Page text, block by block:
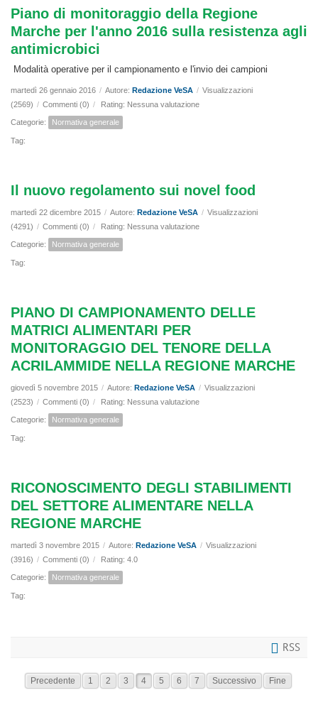
Piano di monitoraggio della Regione
Marche per l'anno 2016 sulla resistenza agli
antimicrobici
Modalità operative per il campionamento e l'invio dei campioni
martedì 26 gennaio 2016 / Autore: Redazione VeSA / Visualizzazioni
(2569) / Commenti (0) / Rating: Nessuna valutazione
Categorie: Normativa generale
Tag:
Il nuovo regolamento sui novel food
martedì 22 dicembre 2015 / Autore: Redazione VeSA / Visualizzazioni
(4291) / Commenti (0) / Rating: Nessuna valutazione
Categorie: Normativa generale
Tag:
PIANO DI CAMPIONAMENTO DELLE
MATRICI ALIMENTARI PER
MONITORAGGIO DEL TENORE DELLA
ACRILAMMIDE NELLA REGIONE MARCHE
giovedì 5 novembre 2015 / Autore: Redazione VeSA / Visualizzazioni
(2523) / Commenti (0) / Rating: Nessuna valutazione
Categorie: Normativa generale
Tag:
RICONOSCIMENTO DEGLI STABILIMENTI
DEL SETTORE ALIMENTARE NELLA
REGIONE MARCHE
martedì 3 novembre 2015 / Autore: Redazione VeSA / Visualizzazioni
(3916) / Commenti (0) / Rating: 4.0
Categorie: Normativa generale
Tag:
RSS
Precedente 1 2 3 4 5 6 7 Successivo Fine